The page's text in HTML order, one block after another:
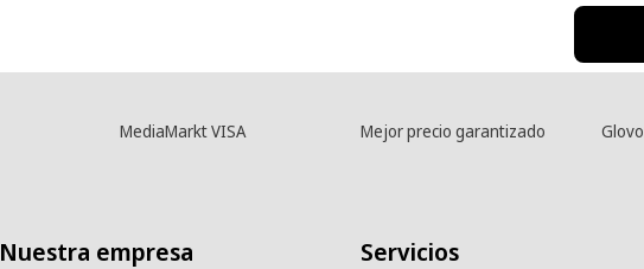
MediaMarkt VISA Mejor precio garantizado Glovo
Nuestra empresa Servicios